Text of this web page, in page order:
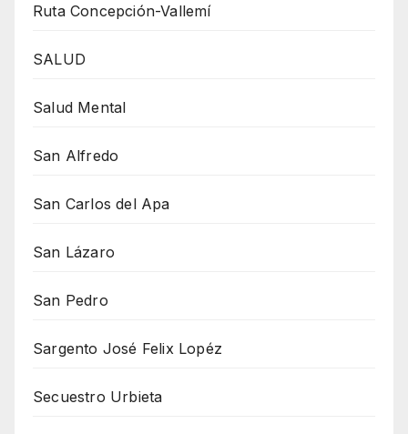
Ruta Concepción-Vallemí
SALUD
Salud Mental
San Alfredo
San Carlos del Apa
San Lázaro
San Pedro
Sargento José Felix Lopéz
Secuestro Urbieta